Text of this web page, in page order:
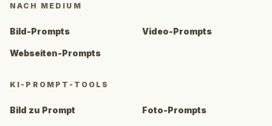
NACH MEDIUM
Bild-Prompts Video-Prompts
Webseiten-Prompts
KI-PROMPT-TOOLS
Bild zu Prompt Foto-Prompts